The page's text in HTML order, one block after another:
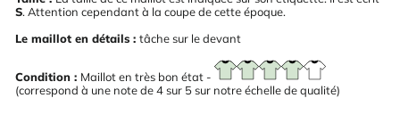
S. Attention cependant à la coupe de cette époque.
Le maillot en détails : tâche sur le devant
Condition : Maillot en très bon état -
(correspond à une note de 4 sur 5 sur notre échelle de qualité)